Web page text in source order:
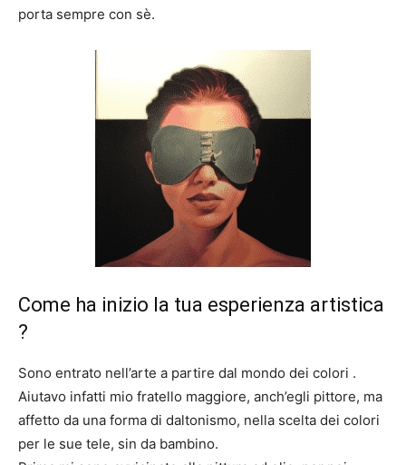
porta sempre con sè.
Come ha inizio la tua esperienza artistica
?
Sono entrato nell’arte a partire dal mondo dei colori .
Aiutavo infatti mio fratello maggiore, anch’egli pittore, ma
affetto da una forma di daltonismo, nella scelta dei colori
per le sue tele, sin da bambino.